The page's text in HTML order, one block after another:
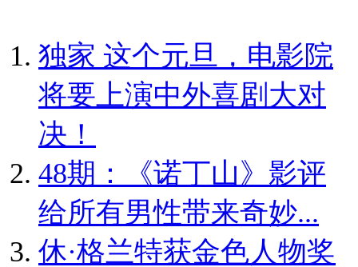
独家 这个元旦，电影院
将要上演中外喜剧大对
决！
48期：《诺丁山》影评
给所有男性带来奇妙...
休·格兰特获金色人物奖